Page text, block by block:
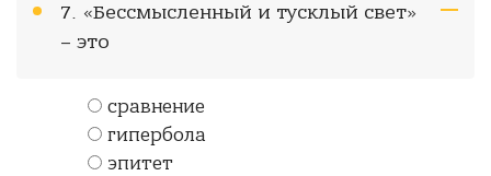
7. «Бессмысленный и тусклый свет»
– это
сравнение
гипербола
эпитет